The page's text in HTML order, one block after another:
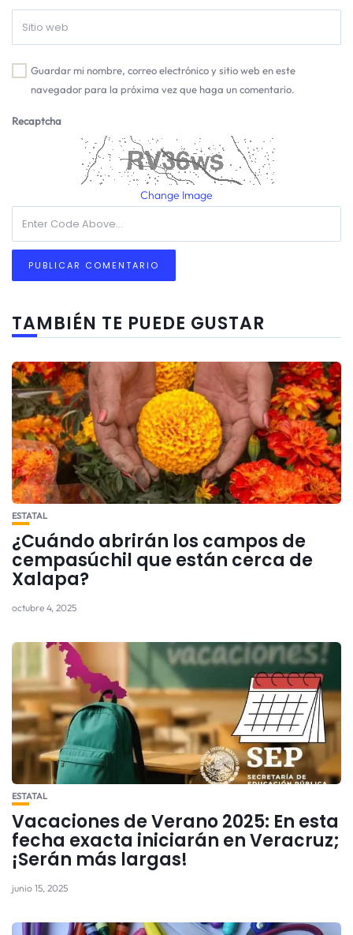
Guardar mi nombre, correo electrónico y sitio web en este
navegador para la próxima vez que haga un comentario.
Recaptcha
Change Image
TAMBIÉN TE PUEDE GUSTAR
ESTATAL
¿Cuándo abrirán los campos de
cempasúchil que están cerca de
Xalapa?
octubre 4, 2025
ESTATAL
Vacaciones de Verano 2025: En esta
fecha exacta iniciarán en Veracruz;
¡Serán más largas!
junio 15, 2025